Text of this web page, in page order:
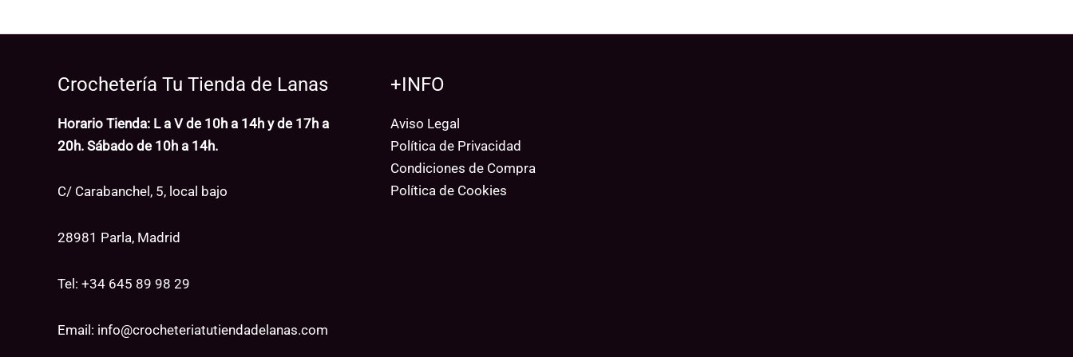
Crochetería Tu Tienda de Lanas
Horario Tienda: L a V de 10h a 14h y de 17h a
20h. Sábado de 10h a 14h.
C/ Carabanchel, 5, local bajo
28981 Parla, Madrid
Tel: +34 645 89 98 29
Email: info@crocheteriatutiendadelanas.com
+INFO
Aviso Legal
Política de Privacidad
Condiciones de Compra
Política de Cookies